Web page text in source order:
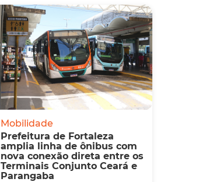
Mobilidade
Prefeitura de Fortaleza
amplia linha de ônibus com
nova conexão direta entre os
Terminais Conjunto Ceará e
Parangaba